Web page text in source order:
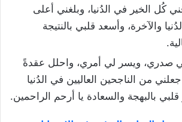
كُل الخير في الدُنيا، وبلغني أعلى
والآخرة، وأسعد قلبي بالنتيجة
صدري، ويسر لي أمري، واحلل عقدةً
من الناجحين العاليين في الدُنيا
بالبهجة والسعادة يا أرحم الراحمين.